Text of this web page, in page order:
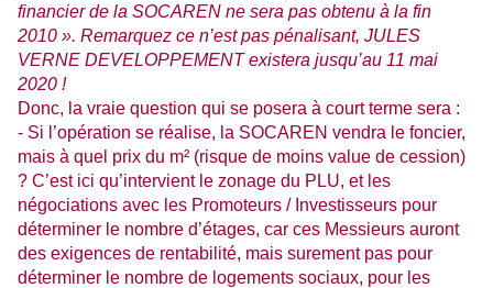
financier de la SOCAREN ne sera pas obtenu à la fin
2010 ». Remarquez ce n’est pas pénalisant, JULES
VERNE DEVELOPPEMENT existera jusqu’au 11 mai
2020 !
Donc, la vraie question qui se posera à court terme sera :
- Si l’opération se réalise, la SOCAREN vendra le foncier,
mais à quel prix du m² (risque de moins value de cession)
? C’est ici qu’intervient le zonage du PLU, et les
négociations avec les Promoteurs / Investisseurs pour
déterminer le nombre d’étages, car ces Messieurs auront
des exigences de rentabilité, mais surement pas pour
déterminer le nombre de logements sociaux, pour les